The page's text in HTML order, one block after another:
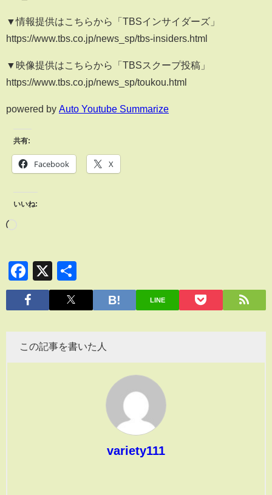
▼情報提供はこちらから「TBSインサイダーズ」
https://www.tbs.co.jp/news_sp/tbs-insiders.html
▼映像提供はこちらから「TBSスクープ投稿」
https://www.tbs.co.jp/news_sp/toukou.html
powered by Auto Youtube Summarize
共有:
Facebook X
いいね:
Facebook
X
有
LINE
この記事を書いた人
variety111